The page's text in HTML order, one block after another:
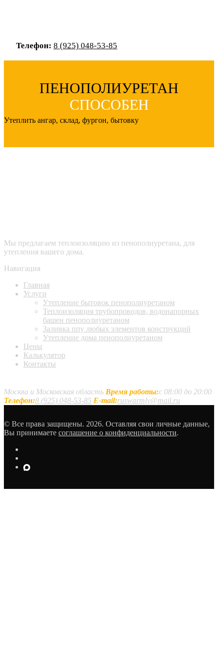
Телефон: 8 (925) 048-53-85
ПЕНОПОЛИУРЕТАН
СПОСОБЕН
Утеплить ангар, склад, фургон, бытовку
Мы предлагаем теплоизоляцию из пенополиуретана, для
утепления вашего дома.
Навигация
Главная
Услуги
Утепление бытовок пенополиуретаном
Теплоизоляция трубопроводов, водонапорных
башен пенополиуретаном
Заливка ппу любых элементов конструкций
Утепление дома пенополиуретаном
Цены
Калькулятор
Контакты
Москва и Московская область Время работы:с 08:00 до 20:00
Телефон:8 (925) 048-53-85 E-mail:ruswarmly@mail.ru
© Все права защищены. 2026. Оставляя свои личные данные,
Вы принимаете соглашение о конфиденциальности.